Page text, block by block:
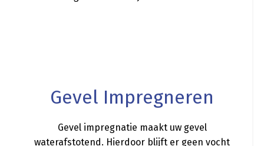
Gevel Impregneren
Gevel impregnatie maakt uw gevel
waterafstotend. Hierdoor blijft er geen vocht